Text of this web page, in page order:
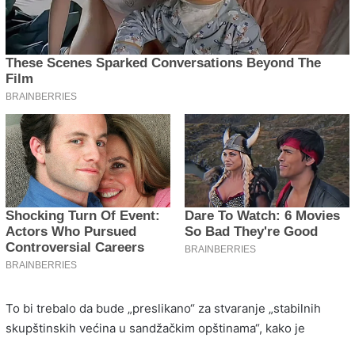
To bi trebalo da bude „preslikano“ za stvaranje „stabilnih
skupštinskih većina u sandžačkim opštinama“, kako je